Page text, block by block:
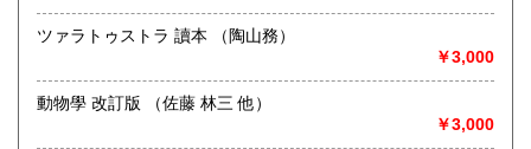
営業時間：-
定休日：-
書籍の買取について
ツァラトゥストラ 讀本 （陶山務）
￥3,000
動物學 改訂版 （佐藤 林三 他）
￥3,000